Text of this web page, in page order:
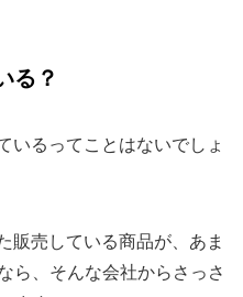
る？
るってことはないでしょ
売している商品が、あま
ら、そんな会社からさっさ